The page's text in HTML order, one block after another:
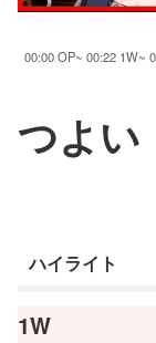
00:00 OP~ 00:22 1W~
つよい
ハイライト
1W